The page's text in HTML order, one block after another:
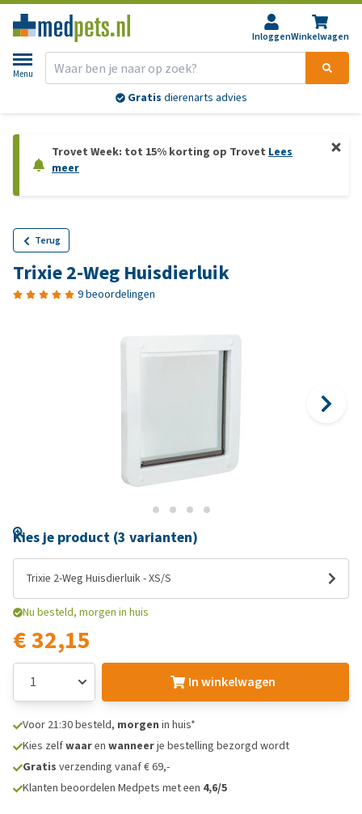
InloggenWinkelwagen
Menu
Gratis dierenarts advies
Trovet Week: tot 15% korting op Trovet Lees
meer
Terug
Trixie 2-Weg Huisdierluik
9 beoordelingen
Kies je product (3 varianten)
Trixie 2-Weg Huisdierluik - XS/S
Nu besteld, morgen in huis
€ 32,15
In winkelwagen
Voor 21:30 besteld, morgen in huis*
Kies zelfwaaren wanneerje bestelling bezorgd wordt
Gratis verzending vanaf € 69,-
Klanten beoordelen Medpets met een 4,6/5